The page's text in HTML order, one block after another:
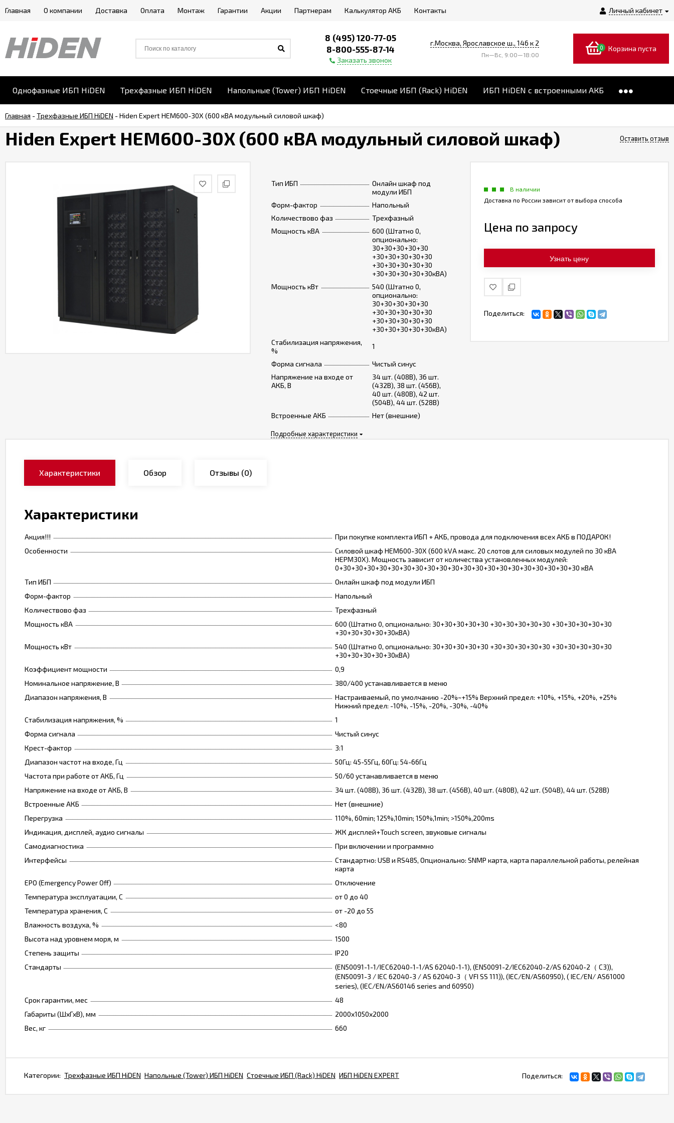
Личный кабинет
Главная О компании Доставка Оплата Монтаж Гарантии Акции Партнерам Калькулятор АКБ Контакты
8 (495) 120-77-05
8-800-555-87-14
Заказать звонок
г.Москва, Ярославское ш., 146 к 2
Пн—Вс, 9:00—18:00
0 Корзина пуста
Однофазные ИБП HiDEN Трехфазные ИБП HiDEN Напольные (Tower) ИБП HiDEN Стоечные ИБП (Rack) HiDEN ИБП HiDEN с встроенными АКБ
Главная -Трехфазные ИБП HiDEN -Hiden Expert HEM600-30X (600 кВА модульный силовой шкаф)
Hiden Expert HEM600-30X (600 кВА модульный силовой шкаф) Оставить отзыв
Тип ИБП
Онлайн шкаф под
модули ИБП
Форм-фактор
Напольный
Количествово фаз
Трехфазный
Мощность кВА
600 (Штатно 0,
опционально:
30+30+30+30+30
+30+30+30+30+30
+30+30+30+30+30
+30+30+30+30+30кВА)
Мощность кВт
540 (Штатно 0,
опционально:
30+30+30+30+30
+30+30+30+30+30
+30+30+30+30+30
+30+30+30+30+30кВА)
Стабилизация напряжения,
%
1
Форма сигнала
Чистый синус
Напряжение на входе от
АКБ, В
34 шт. (408В), 36 шт.
(432В), 38 шт. (456В),
40 шт. (480В), 42 шт.
(504В), 44 шт. (528В)
Встроенные АКБ
Нет (внешние)
Подробные характеристики
В наличии
Доставка по России зависит от выбора способа
Цена по запросу
Узнать цену
Поделиться:
Характеристики Обзор Отзывы (0)
Характеристики
Акция!!!
При покупке комплекта ИБП + АКБ, провода для подключения всех АКБ в ПОДАРОК!
Особенности
Силовой шкаф HEM600-30X (600 kVA макс. 20 слотов для силовых модулей по 30 кВА
HEPM30X). Мощность зависит от количества установленных модулей:
0+30+30+30+30+30+30+30+30+30+30+30+30+30+30+30+30+30+30+30+30 кВА
Тип ИБП
Онлайн шкаф под модули ИБП
Форм-фактор
Напольный
Количествово фаз
Трехфазный
Мощность кВА
600 (Штатно 0, опционально: 30+30+30+30+30 +30+30+30+30+30 +30+30+30+30+30
+30+30+30+30+30кВА)
Мощность кВт
540 (Штатно 0, опционально: 30+30+30+30+30 +30+30+30+30+30 +30+30+30+30+30
+30+30+30+30+30кВА)
Коэффициент мощности
0,9
Номинальное напряжение, В
380/400 устанавливается в меню
Диапазон напряжения, В
Настраиваемый, по умолчанию -20%~+15% Верхний предел: +10%, +15%, +20%, +25%
Нижний предел: -10%, -15%, -20%, -30%, -40%
Стабилизация напряжения, %
1
Форма сигнала
Чистый синус
Крест-фактор
3:1
Диапазон частот на входе, Гц
50Гц: 45-55Гц, 60Гц: 54-66Гц
Частота при работе от АКБ, Гц
50/60 устанавливается в меню
Напряжение на входе от АКБ, В
34 шт. (408В), 36 шт. (432В), 38 шт. (456В), 40 шт. (480В), 42 шт. (504В), 44 шт. (528В)
Встроенные АКБ
Нет (внешние)
Перегрузка
110%, 60min; 125%,10min; 150%,1min; >150%,200ms
Индикация, дисплей, аудио сигналы
ЖК дисплей+Touch screen, звуковые сигналы
Самодиагностика
При включении и программно
Интерфейсы
Стандартно: USB и RS485, Опционально: SNMP карта, карта параллельной работы, релейная
карта
EPO (Emergency Power Off)
Отключение
Температура эксплуатации, C
от 0 до 40
Температура хранения, C
от -20 до 55
Влажность воздуха, %
<80
Высота над уровнем моря, м
1500
Степень защиты
IP20
Стандарты
(EN50091-1-1/IEC62040-1-1/AS 62040-1-1), (EN50091-2/IEC62040-2/AS 62040-2（ C3)),
(EN50091-3 / IEC 62040-3 / AS 62040-3（ VFI SS 111)), (IEC/EN/AS60950), ( IEC/EN/ AS61000
series), (IEC/EN/AS60146 series and 60950)
Срок гарантии, мес
48
Габариты (ШхГхВ), мм
2000х1050х2000
Вес, кг
660
Поделиться:
Категории: Трехфазные ИБП HiDEN Напольные (Tower) ИБП HiDEN Стоечные ИБП (Rack) HiDEN ИБП HiDEN EXPERT